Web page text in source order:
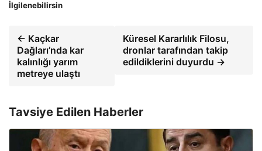
İlgilenebilirsin
← Kaçkar
Dağları’nda kar
kalınlığı yarım
metreye ulaştı
Küresel Kararlılık Filosu,
dronlar tarafından takip
edildiklerini duyurdu →
Tavsiye Edilen Haberler